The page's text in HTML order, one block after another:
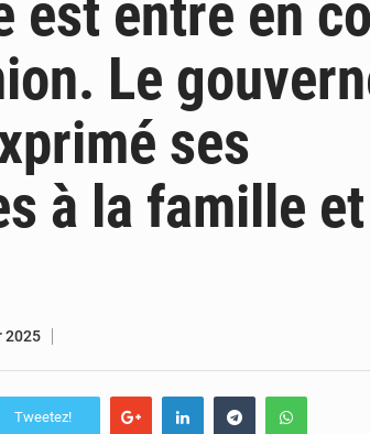
est entré en
Le
ses
à la famille
2025
Tweetez!